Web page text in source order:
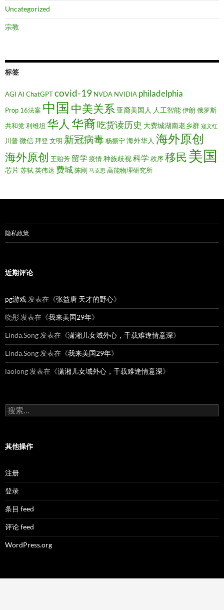
Uncategorized
宗教
标签
AGI AI ChatGPTcovid-19 NVDA NVIDIA philadelphia
Prop 16法案 中国 中美关系 亚裔美国人 人工智能伊朗 俄罗斯
共和党利维坦 华人 华裔吃货读历史 大费城湖南老乡群 寇文红
川普微信 拜登文明 新冠病毒杨振宁海外华人 海外原创
海外原创 王贻芳 留学 疫情种族歧视科学 秩序移民 美国
芯片苏轼英伟达 费城陈刚 马克思 高能物理研究所
隐私政策
近期评论
pg游戏 发表在《张益唐 天才的野心》
晓彤 发表在《我来美国29年》
Linda.Song 发表在《潇湘儿女域外心，千载难逢情意深》
Linda.Song 发表在《我来美国29年》
laolong 发表在《潇湘儿女域外心，千载难逢情意深》
搜
索：
其他操作
注册
登录
条目 feed
评论 feed
WordPress.org